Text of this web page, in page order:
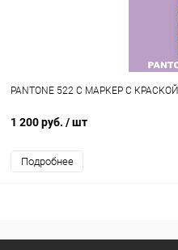
PANTONE 522 C МАРКЕР С КРАСКОЙ
1 200 руб. / шт
Подробнее